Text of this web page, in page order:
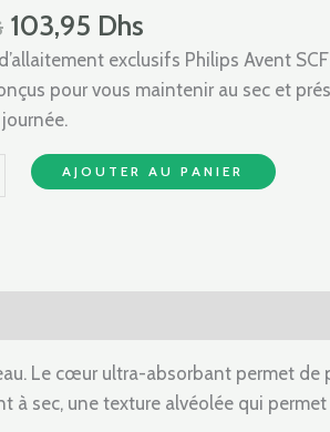
157,50 Dhs.
103,95 Dhs
exclusifs Philips Avent
pour vous maintenir au sec et
AJOUTER AU PANIER
Le cœur ultra-absorbant permet de
à sec, une texture alvéolée qui